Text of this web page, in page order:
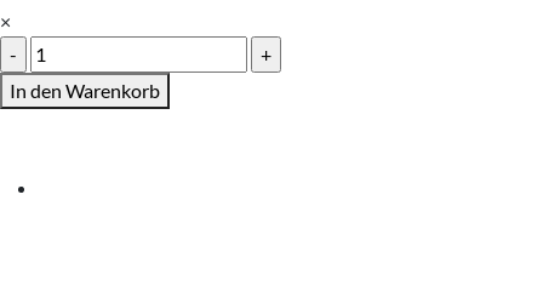
×
Geburtskarten
Klappkarten
A5
In den Warenkorb